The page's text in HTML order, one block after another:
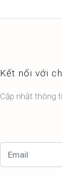
Kết nối với
Cập nhật thông